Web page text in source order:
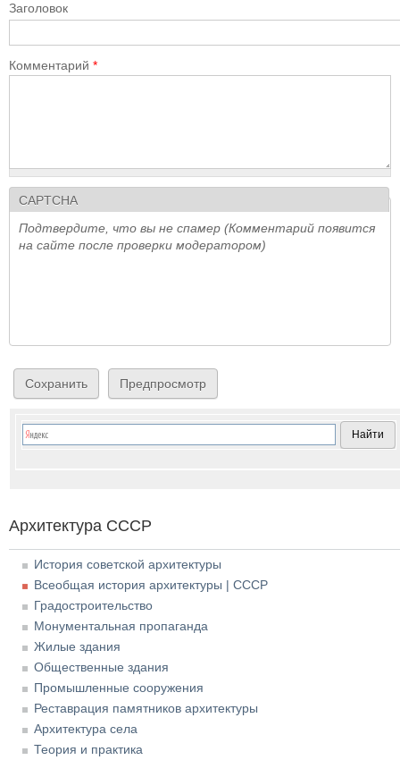
Заголовок
Комментарий *
CAPTCHA
Подтвердите, что вы не спамер (Комментарий появится
на сайте после проверки модератором)
Архитектура СССР
История советской архитектуры
Всеобщая история архитектуры | СССР
Градостроительство
Монументальная пропаганда
Жилые здания
Общественные здания
Промышленные сооружения
Реставрация памятников архитектуры
Архитектура села
Теория и практика